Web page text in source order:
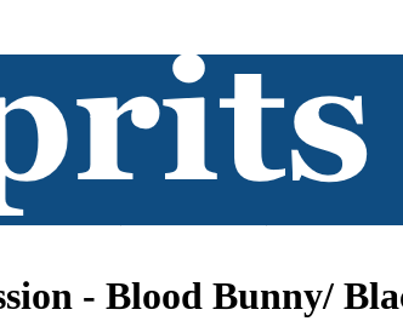
- Blood Bunny/